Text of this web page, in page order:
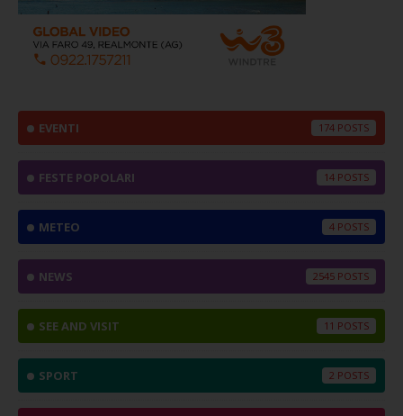
EVENTI 174
FESTE POPOLARI 14
METEO 4
NEWS 2545
SEE AND VISIT 11
SPORT 2